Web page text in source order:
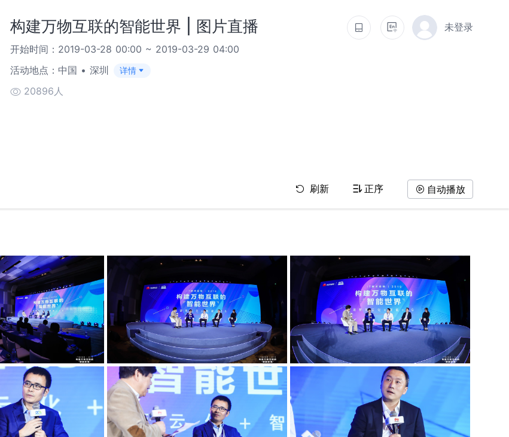
未登录
构建万物互联的智能世界 | 图片直播
开始时间：2019-03-28 00:00 ~ 2019-03-29 04:00
活动地点：中国 • 深圳
详情
20896人
刷新 正序 自动播放